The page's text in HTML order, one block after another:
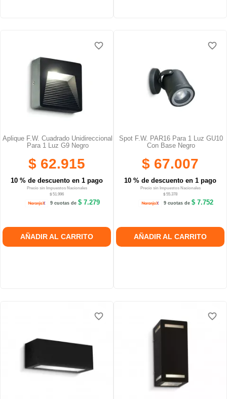
Aplique F.W. Cuadrado Unidireccional
Para 1 Luz G9 Negro
$ 62.915
10 % de descuento en 1 pago
Precio sin Impuestos Nacionales
$ 51.996
9 cuotas de $ 7.279
AÑADIR AL CARRITO
favorite_border
favorite_border
Spot F.W. PAR16 Para 1 Luz GU10
Con Base Negro
$ 67.007
10 % de descuento en 1 pago
Precio sin Impuestos Nacionales
$ 55.378
9 cuotas de $ 7.752
AÑADIR AL CARRITO
favorite_border
favorite_border
favorite_border
favorite_border favorite_border
favorite_border